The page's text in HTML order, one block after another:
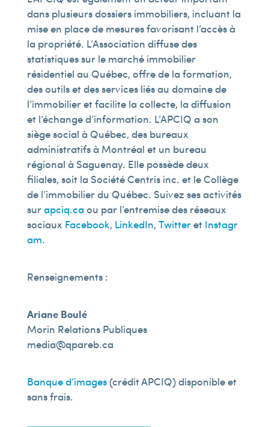
dans plusieurs dossiers immobiliers, incluant la
mise en place de mesures favorisant l’accès à
la propriété. L’Association diffuse des
statistiques sur le marché immobilier
résidentiel au Québec, offre de la formation,
des outils et des services liés au domaine de
l’immobilier et facilite la collecte, la diffusion
et l’échange d’information. L’APCIQ a son
siège social à Québec, des bureaux
administratifs à Montréal et un bureau
régional à Saguenay. Elle possède deux
filiales, soit la Société Centris inc. et le Collège
de l’immobilier du Québec. Suivez ses activités
surapciq.caou par l’entremise des réseaux
sociaux Facebook, LinkedIn, Twitteret Instagr
am.
Renseignements :
Ariane Boulé
Morin Relations Publiques
media@qpareb.ca
Banque d’images(crédit APCIQ) disponible et
sans frais.